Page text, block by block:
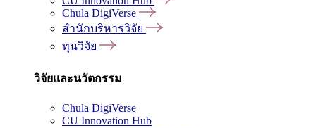
Chula DigiVerse
สำนักบริหารวิจัย
ทุนวิจัย
วิจัยและนวัตกรรม
Chula DigiVerse
CU Innovation Hub